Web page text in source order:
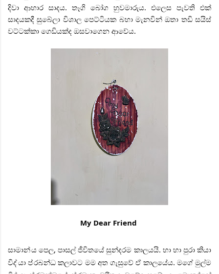
දිවා ආහාර සාදය. තෑගි බෝග හුවමාරුය. එලෙස පැවති එක්
සාදයකදී සුබේලා විශාල පෙට්ටියක බහා මැනවින් ඔතා තඩි සයිස්
වට්ටක්කා ගෙඩියක්ද ඔසවාගෙන ආවේය.
My Dear Friend
සාමාන්ය පෙල, පාසල් ජීවිතයේ සුන්දරම කාලයයි. හා හා පුරා කියා
විද්යා ප්රබන්ධ කලාවට මම අත ගැසුවේ ඒ කාලයේය. මගේ මුල්ම